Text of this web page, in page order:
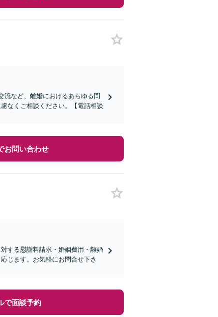
流など、離婚におけるあらゆる問
なくご相談ください。【電話相談
お問い合わせ
する慰謝料請求・婚姻費用・離婚
じます。お気軽にお問合せ下さ
で面談予約